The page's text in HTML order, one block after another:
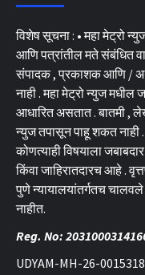
विशेष सूचना : • महा मेट्रो
आणि पत्रांतील मते संबंधित
संपादक , प्रकाशक आणि /
नाही . महा मेट्रो न्युज मधील
आधारित असतात . बातमी ,
न्युज तपासून पाहू शकत नाही .
कोणत्याही विषयाला
किंवा जाहिरातदारच आहे .
पुणे न्यायालयांतर्गतच
नाहीत.
Reg. No:
UDYAM-MH-26-0015318